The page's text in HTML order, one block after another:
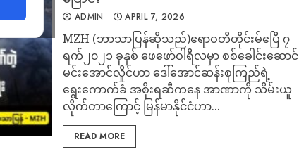
ADMIN APRIL 7, 2026
MZH (ဘာသာပြန်ဆိုသည်)ဧရာဝတီတိုင်းမ်ဧပြီ ၇
ရက်၂၀၂၁ ခုနှစ် ဖေဖော်ဝါရီလမှာ စစ်ခေါင်းဆောင်
မင်းအောင်လှိုင်ဟာ ဒေါ်အောင်ဆန်းစုကြည်ရဲ့
ရွေးကောက်ခံ အစိုးရဆီကနေ အာဏာကို သိမ်းယူ
လိုက်တာကြောင့် မြန်မာနိုင်ငံဟာ...
READ MORE